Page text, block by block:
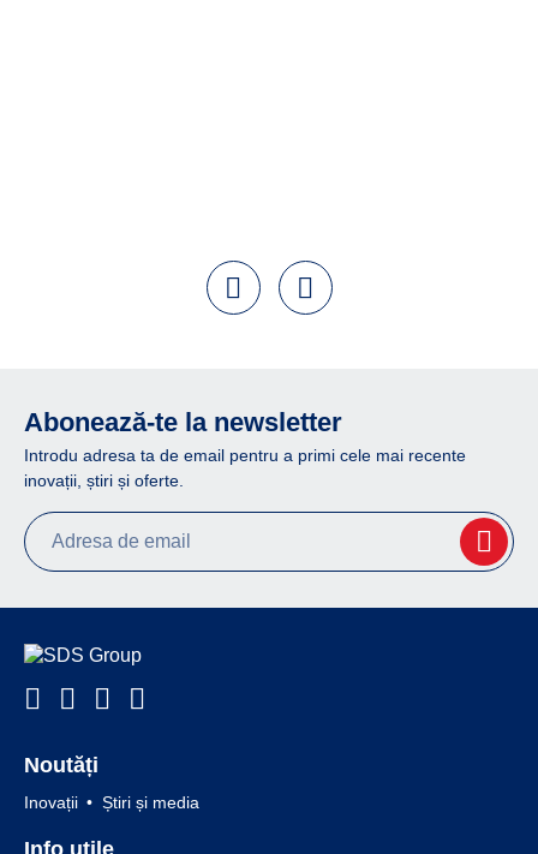
Abonează-te la newsletter
Introdu adresa ta de email pentru a primi cele mai recente
inovații, știri și oferte.
Noutăți
Inovații Știri și media